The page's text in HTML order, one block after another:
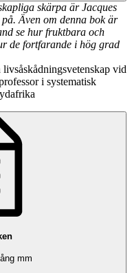
skärpa är Jacques
Även om denna bok är
se hur fruktbara och
de fortfarande i hög grad
vid
i systematisk
mm